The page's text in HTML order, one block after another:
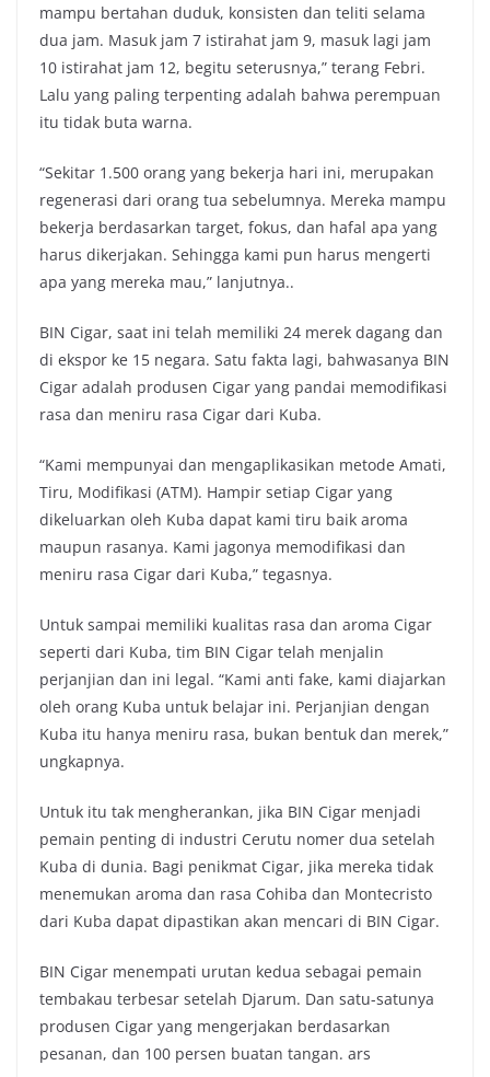
mampu bertahan duduk, konsisten dan teliti selama
dua jam. Masuk jam 7 istirahat jam 9, masuk lagi jam
10 istirahat jam 12, begitu seterusnya,” terang Febri.
Lalu yang paling terpenting adalah bahwa perempuan
itu tidak buta warna.
“Sekitar 1.500 orang yang bekerja hari ini, merupakan
regenerasi dari orang tua sebelumnya. Mereka mampu
bekerja berdasarkan target, fokus, dan hafal apa yang
harus dikerjakan. Sehingga kami pun harus mengerti
apa yang mereka mau,” lanjutnya..
BIN Cigar, saat ini telah memiliki 24 merek dagang dan
di ekspor ke 15 negara. Satu fakta lagi, bahwasanya BIN
Cigar adalah produsen Cigar yang pandai memodifikasi
rasa dan meniru rasa Cigar dari Kuba.
“Kami mempunyai dan mengaplikasikan metode Amati,
Tiru, Modifikasi (ATM). Hampir setiap Cigar yang
dikeluarkan oleh Kuba dapat kami tiru baik aroma
maupun rasanya. Kami jagonya memodifikasi dan
meniru rasa Cigar dari Kuba,” tegasnya.
Untuk sampai memiliki kualitas rasa dan aroma Cigar
seperti dari Kuba, tim BIN Cigar telah menjalin
perjanjian dan ini legal. “Kami anti fake, kami diajarkan
oleh orang Kuba untuk belajar ini. Perjanjian dengan
Kuba itu hanya meniru rasa, bukan bentuk dan merek,”
ungkapnya.
Untuk itu tak mengherankan, jika BIN Cigar menjadi
pemain penting di industri Cerutu nomer dua setelah
Kuba di dunia. Bagi penikmat Cigar, jika mereka tidak
menemukan aroma dan rasa Cohiba dan Montecristo
dari Kuba dapat dipastikan akan mencari di BIN Cigar.
BIN Cigar menempati urutan kedua sebagai pemain
tembakau terbesar setelah Djarum. Dan satu-satunya
produsen Cigar yang mengerjakan berdasarkan
pesanan, dan 100 persen buatan tangan. ars